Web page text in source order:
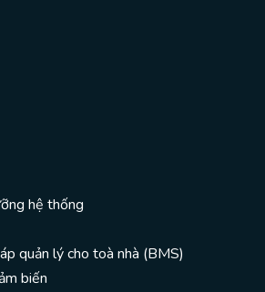
hệ thống
quản lý cho toà nhà (BMS)
biến